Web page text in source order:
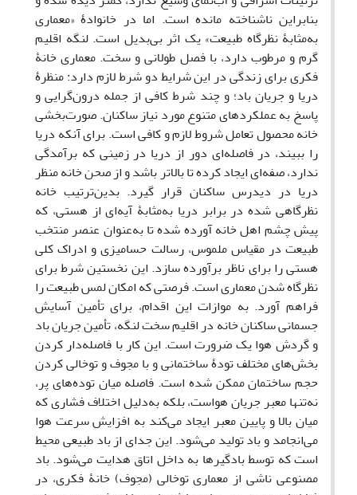
بنابراین ناشناخته مانده است. اما در خانوادۀ «معماری
به‌مثابۀ نظرگاه طبیعت» یک اثر بی‌بدیل است. لنگه اقلیم
گرم و مرطوب دارد، با فصل طولانی و سخت. معماری خانۀ
فکری برای زندگی در این شرایط دو شرط لازم دارد: منظرۀ
دریا و جریان باد؛ و چند شرط کافی از جمله درون‌گرایی و
پاسخ به عملکردهای متنوع مورد نیاز ساکنان. صورت‌بخشی
خانه محصول تعامل شروط لازم و کافی است. برای آنکه دریا
را ببیند، در فاصله‌ای دور از دریا در زمینی که برآمدگی
ندارد، صفه‌ای ایجاد کرده تا بالاتر باشد و از صحن خانه منظر
دریا در دیدرس ساکنان قرار گیرد. بدین‌ترتیب خانه
نظرگاهی شده در برابر دریا به‌مثابۀ آیه‌ای از هستی، که
پیش چشم اهل خانه آورده شده تا به‌عنوان عنصر منتخب
طبیعت در مقیاس ملموس، رسالت حسامیزی و ادراک کلی
هستی را برای ناظر برآورده سازد. این نخستین شرط برای
نظرگاه شدن معماری است. فرصتی که امکان لمس طبیعت را
فراهم آورد. به موازات این اقدام، برای تأمین آسایش
جسمانی ساکنان خانه در اقلیم سخت لنگه، تأمین جریان باد
و گردش هوا یک ضرورت است. این کار با فاصله‌دار کردن
بخش‌های مختلف تودۀ ساختمانی و با مجوف و توخالی کردن
حجم ساختمان ممکن شده است. فاصله میان توده‌های پر،
نه‌تنها معبر جریان هواست، بلکه به‌دلیل اختلاف فشاری که
میان بالا و پایین معبر ایجاد می‌کند به افزایش سرعت هوا
می‌انجامد و باد تولید می‌شود. این جدای از باد طبیعی محیط
است که توسط بادگیرها به داخل اتاق هدایت می‌شود. باد
مصنوعی ناشی از معماری توخالی (مجوف) خانۀ فکری، در